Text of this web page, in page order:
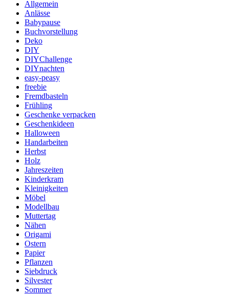
Allgemein
Anlässe
Babypause
Buchvorstellung
Deko
DIY
DIYChallenge
DIYnachten
easy-peasy
freebie
Fremdbasteln
Frühling
Geschenke verpacken
Geschenkideen
Halloween
Handarbeiten
Herbst
Holz
Jahreszeiten
Kinderkram
Kleinigkeiten
Möbel
Modellbau
Muttertag
Nähen
Origami
Ostern
Papier
Pflanzen
Siebdruck
Silvester
Sommer